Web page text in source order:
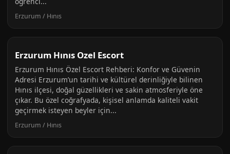
Erzurum / Hınıs
Erzurum Hınıs Ozel Escort
Erzurum Hınıs Özel Escort Rehberi: Konfor ve Güvenin
Adresi Erzurum’un tarihi ve kültürel derinliğiyle bilinen
Hınıs ilçesi, doğal güzellikleri ve sakin atmosferiyle öne
çıkar. Bu özel coğrafyada, kişisel anlamda kaliteli vakit
geçirmek isteyen beyler için...
Erzurum / Hınıs